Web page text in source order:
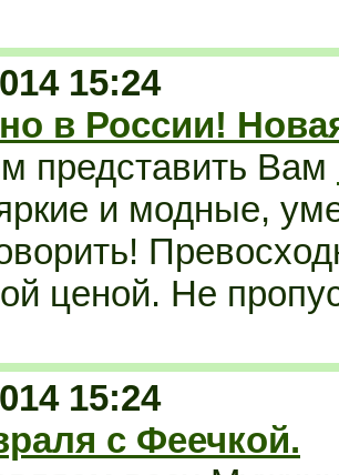
15:24
в России!
представить Вам
и модные,
ценой. Не
15:24
с Феечкой.